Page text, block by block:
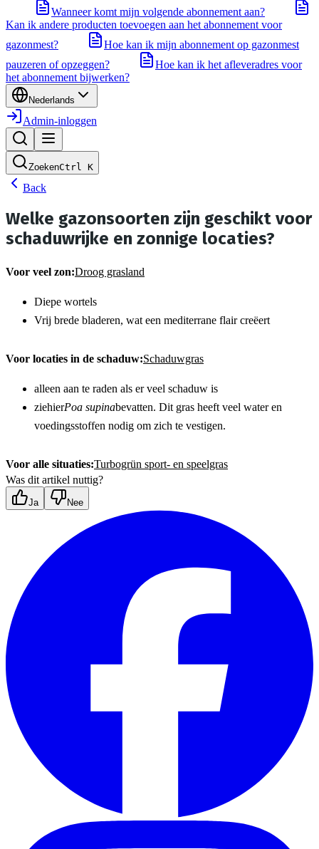
Wanneer komt mijn volgende abonnement aan?
Kan ik andere producten toevoegen aan het abonnement voor
gazonmest?
Hoe kan ik mijn abonnement op gazonmest
pauzeren of opzeggen?
Hoe kan ik het afleveradres voor
het abonnement bijwerken?
Nederlands
Admin-inloggen
ZoekenCtrl K
Back
Welke gazonsoorten zijn geschikt voor
schaduwrijke en zonnige locaties?
Voor veel zon:Droog grasland
Diepe wortels
Vrij brede bladeren, wat een mediterrane flair creëert
Voor locaties in de schaduw:Schaduwgras
alleen aan te raden als er veel schaduw is
ziehierPoa supinabevatten. Dit gras heeft veel water en
voedingsstoffen nodig om zich te vestigen.
Voor alle situaties:Turbogrün sport- en speelgras
Was dit artikel nuttig?
Ja Nee